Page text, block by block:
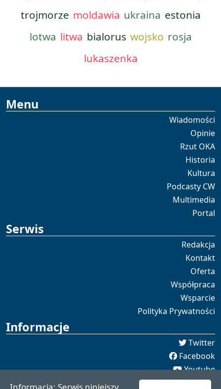
trojmorze moldawia ukraina estonia
lotwa litwa bialorus wojsko rosja
lukaszenka
Menu
Wiadomości
Opinie
Rzut OKA
Historia
Kultura
Podcasty CW
Multimedia
Portal
Serwis
Redakcja
Kontakt
Oferta
Współpraca
Wsparcie
Polityka Prywatności
Informacje
Twitter
Facebook
Youtube
Spotify